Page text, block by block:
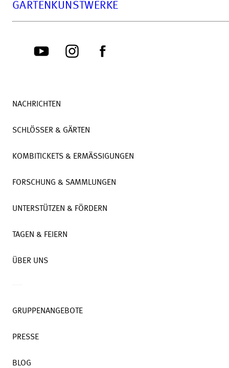
ARTENKUNSTWERKE
NACHRICHTEN
SCHLÖSSER & GÄRTEN
KOMBITICKETS & ERMÄSSIGUNGEN
FORSCHUNG & SAMMLUNGEN
UNTERSTÜTZEN & FÖRDERN
TAGEN & FEIERN
ÜBER UNS
GRUPPENANGEBOTE
PRESSE
BLOG